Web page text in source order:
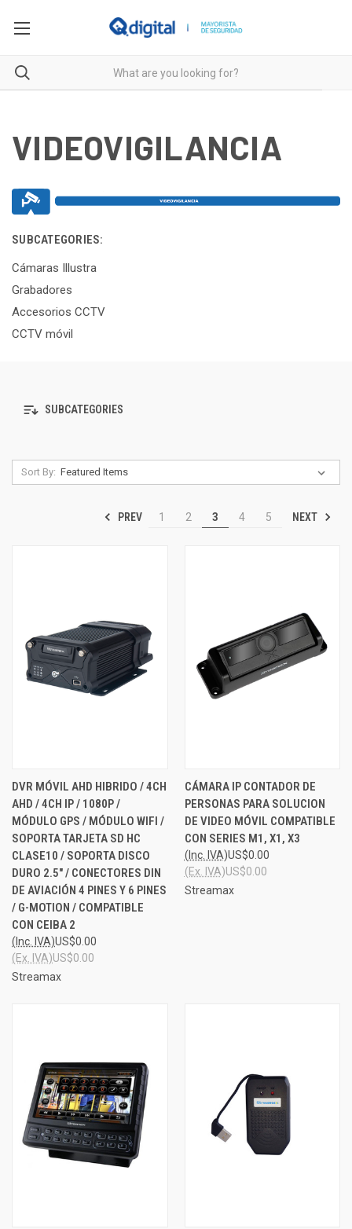
VIDEOVIGILANCIA
SUBCATEGORIES:
Cámaras Illustra
Grabadores
Accesorios CCTV
CCTV móvil
SUBCATEGORIES
Sort By:
PREV 1 2 3 4 5 NEXT
DVR MÓVIL AHD HIBRIDO / 4CH
AHD / 4CH IP / 1080P /
MÓDULO GPS / MÓDULO WIFI /
SOPORTA TARJETA SD HC
CLASE10 / SOPORTA DISCO
DURO 2.5" / CONECTORES DIN
DE AVIACIÓN 4 PINES Y 6 PINES
/ G-MOTION / COMPATIBLE
CON CEIBA 2
US$0.00
(Inc. IVA)
US$0.00
(Ex. IVA)
Streamax
CÁMARA IP CONTADOR DE
PERSONAS PARA SOLUCION
DE VIDEO MÓVIL COMPATIBLE
CON SERIES M1, X1, X3
US$0.00
(Inc. IVA)
US$0.00
(Ex. IVA)
Streamax